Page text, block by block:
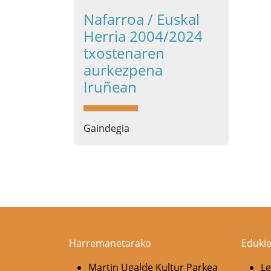
Nafarroa / Euskal
Herria 2004/2024
txostenaren
aurkezpena
Iruñean
Gaindegia
Harremanetarako
Martin Ugalde Kultur Parkea